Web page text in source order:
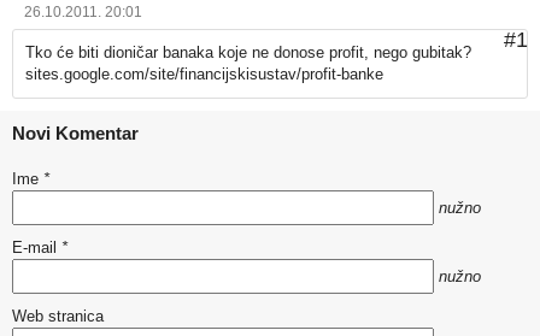
26.10.2011. 20:01
#1
Tko će biti dioničar banaka koje ne donose profit, nego gubitak?
sites.google.com/site/financijskisustav/profit-banke
Novi Komentar
Ime *
nužno
E-mail *
nužno
Web stranica